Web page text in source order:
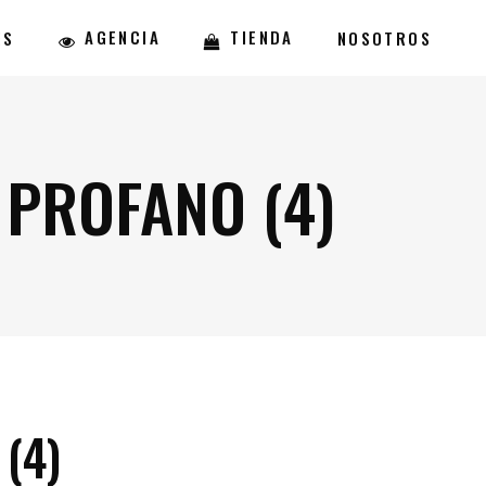
AGENCIA TIENDA NOSOTROS
(4)